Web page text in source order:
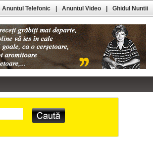
Anuntul Telefonic Anuntul Video Ghidul Nuntii